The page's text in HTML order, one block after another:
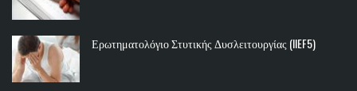
Ερωτηματολόγιο Στυτικής Δυσλειτουργίας (IIEF5)